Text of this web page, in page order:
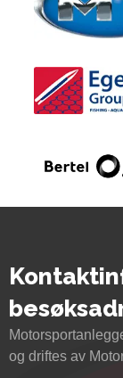
og driftes av